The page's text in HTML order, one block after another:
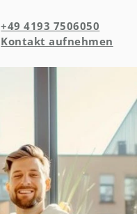
+49 4193 7506050
Kontakt aufnehmen